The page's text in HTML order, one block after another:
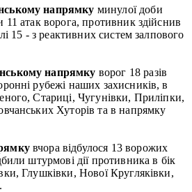
напрямку минулої доби
11 атак ворога, противник здійснив
15 - з реактивних систем залпового
напрямку ворог 18 разів
рубежі наших захисників, в
Стариці, Чугунівки, Приліпки,
Хуторів та в напрямку
вчора відбулося 13 ворожих
штурмові дії противника в бік
Глушківки, Нової Кругляківки,